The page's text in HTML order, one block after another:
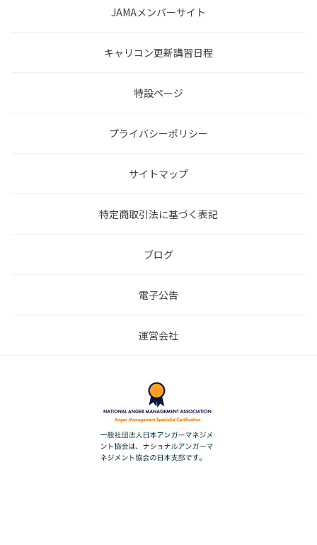
JAMAメンバーサイト
キャリコン更新講習日程
特設ページ
プライバシーポリシー
サイトマップ
特定商取引法に基づく表記
ブログ
電子公告
運営会社